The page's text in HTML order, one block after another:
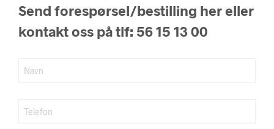
Send forespørsel/bestilling her eller
kontakt oss på tlf: 56 15 13 00